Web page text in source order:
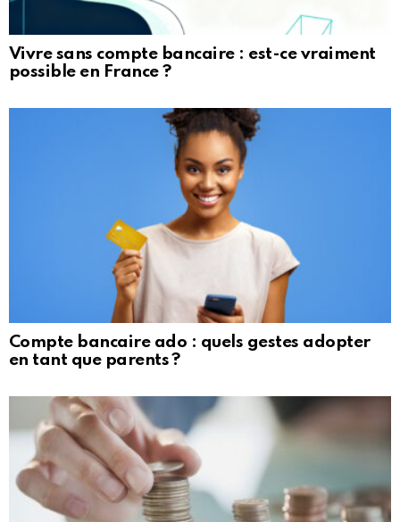
Vivre sans compte bancaire : est-ce vraiment
possible en France ?
Compte bancaire ado : quels gestes adopter
en tant que parents ?